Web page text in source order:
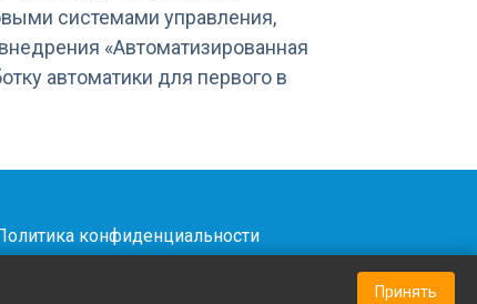
системами управления,
«Автоматизированная
автоматики для первого в
конфиденциальности
Принять